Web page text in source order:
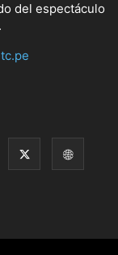
del espectáculo